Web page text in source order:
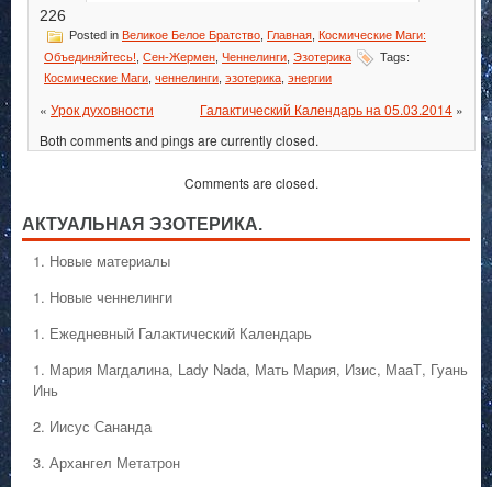
226
Posted in Великое Белое Братство Главная Космические Маги:
Объединяйтесь! Сен-Жермен Ченнелинги Эзотерика
Tags:
Космические Маги ченнелинги эзотерика энергии
« Урок духовности Галактический Календарь на 05.03.2014 »
Both comments and pings are currently closed.
Comments are closed.
АКТУАЛЬНАЯ ЭЗОТЕРИКА.
1. Hовые материалы
1. Hовые ченнелинги
1. Ежедневный Галактический Календарь
1. Мария Магдалина, Lady Nada, Мать Мария, Изис, МааТ, Гуань
Инь
2. Иисус Сананда
3. Архангел Метатрон